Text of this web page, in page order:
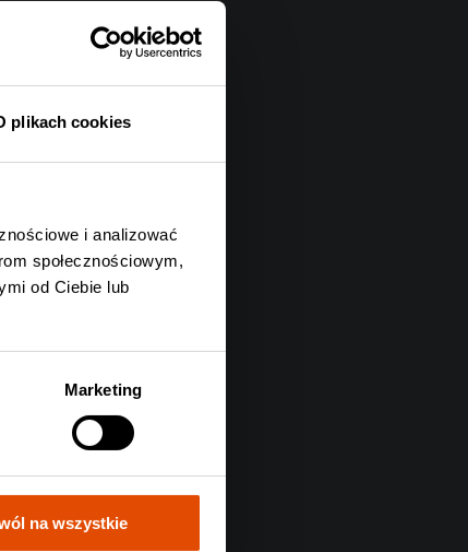
plikach cookies
i analizować
społecznościowym,
od Ciebie lub
Marketing
na wszystkie